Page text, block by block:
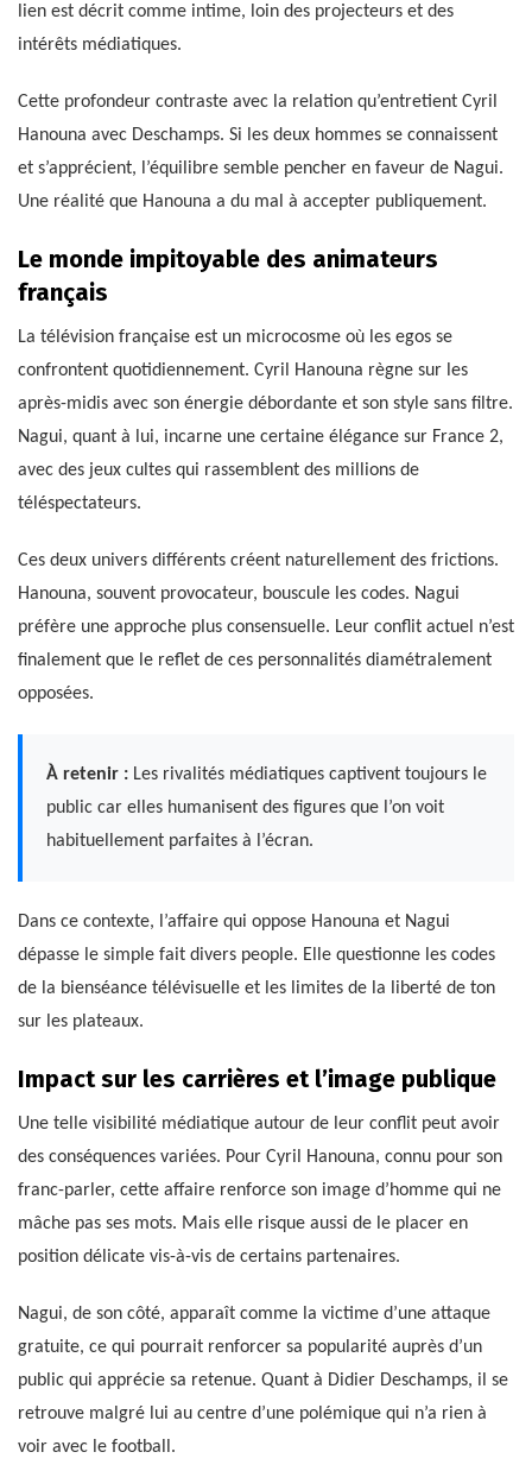
lien est décrit comme intime, loin des projecteurs et des
intérêts médiatiques.
Cette profondeur contraste avec la relation qu’entretient Cyril
Hanouna avec Deschamps. Si les deux hommes se connaissent
et s’apprécient, l’équilibre semble pencher en faveur de Nagui.
Une réalité que Hanouna a du mal à accepter publiquement.
Le monde impitoyable des animateurs
français
La télévision française est un microcosme où les egos se
confrontent quotidiennement. Cyril Hanouna règne sur les
après-midis avec son énergie débordante et son style sans filtre.
Nagui, quant à lui, incarne une certaine élégance sur France 2,
avec des jeux cultes qui rassemblent des millions de
téléspectateurs.
Ces deux univers différents créent naturellement des frictions.
Hanouna, souvent provocateur, bouscule les codes. Nagui
préfère une approche plus consensuelle. Leur conflit actuel n’est
finalement que le reflet de ces personnalités diamétralement
opposées.
À retenir : Les rivalités médiatiques captivent toujours le
public car elles humanisent des figures que l’on voit
habituellement parfaites à l’écran.
Dans ce contexte, l’affaire qui oppose Hanouna et Nagui
dépasse le simple fait divers people. Elle questionne les codes
de la bienséance télévisuelle et les limites de la liberté de ton
sur les plateaux.
Impact sur les carrières et l’image publique
Une telle visibilité médiatique autour de leur conflit peut avoir
des conséquences variées. Pour Cyril Hanouna, connu pour son
franc-parler, cette affaire renforce son image d’homme qui ne
mâche pas ses mots. Mais elle risque aussi de le placer en
position délicate vis-à-vis de certains partenaires.
Nagui, de son côté, apparaît comme la victime d’une attaque
gratuite, ce qui pourrait renforcer sa popularité auprès d’un
public qui apprécie sa retenue. Quant à Didier Deschamps, il se
retrouve malgré lui au centre d’une polémique qui n’a rien à
voir avec le football.